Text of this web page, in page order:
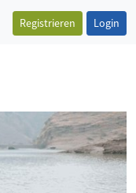
Registrieren Login